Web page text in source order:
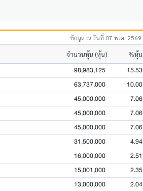
ข้อมูล ณ วันที่ 07 พ.ค. 2569
จำนวนหุ้น (หุ้น) %หุ้น
98,983,125 15.53
63,737,000 10.00
45,000,000 7.06
45,000,000 7.06
45,000,000 7.06
31,500,000 4.94
16,000,000 2.51
15,001,000 2.35
13,000,000 2.04